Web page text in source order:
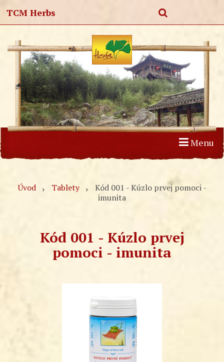
TCM Herbs
Menu
O nás
Kontakt
Úvod Tablety
Kód 001 - Kúzlo prvej pomoci -
imunita
Kód 001 - Kúzlo prvej
pomoci - imunita